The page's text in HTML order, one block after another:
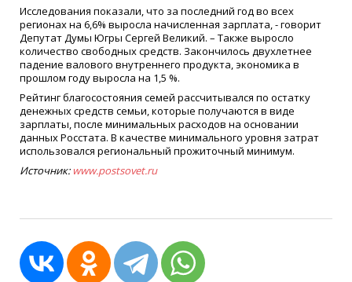
Исследования показали, что за последний год во всех
регионах на 6,6% выросла начисленная зарплата, - говорит
Депутат Думы Югры Сергей Великий. – Также выросло
количество свободных средств. Закончилось двухлетнее
падение валового внутреннего продукта, экономика в
прошлом году выросла на 1,5 %.
Рейтинг благосостояния семей рассчитывался по остатку
денежных средств семьи, которые получаются в виде
зарплаты, после минимальных расходов на основании
данных Росстата. В качестве минимального уровня затрат
использовался региональный прожиточный минимум.
Источник: www.postsovet.ru